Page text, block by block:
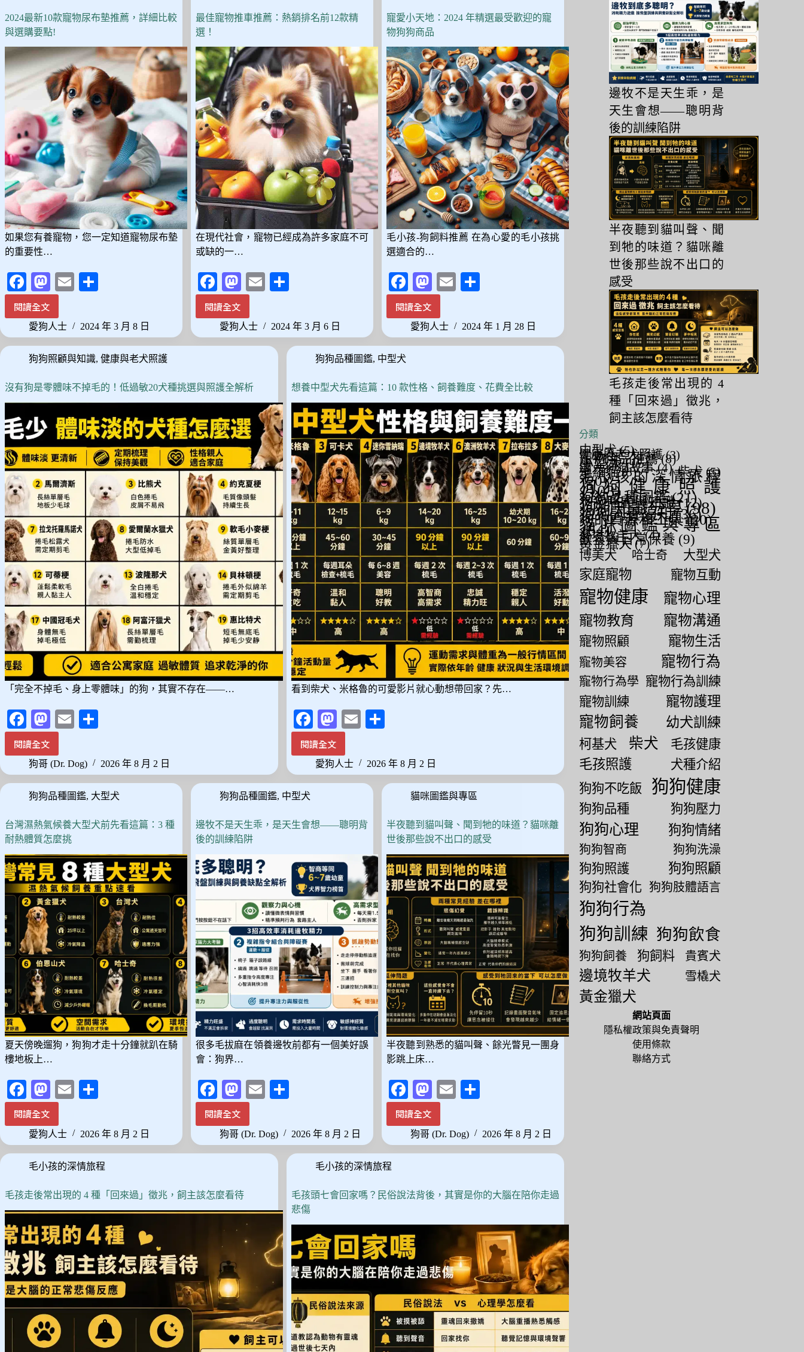
5
款
防
爆
衝、
防
設
計，
讓
遛
狗
更
安
心！
價
料
推
薦，
Dcard、
PTT
網
友
真
心
分
享，
CP
值
超
高
2024最新10款寵物尿布墊推薦，詳細比較
與選購要點!
如果您有養寵物，您一定知道寵物尿布墊
的重要性…
Fa
ce
bo
ok
M
as
to
do
n
E
ail
閱讀全文
2024
最
新
10
款
物
尿
墊
推
薦，
詳
細
比
較
與
選
購
要
點!
愛狗人士 2024 年 3 月 8 日
最佳寵物推車推薦：熱銷排名前12款精
選！
在現代社會，寵物已經成為許多家庭不可
或缺的一…
Fa
ce
bo
ok
M
as
to
do
E
ail
閱讀全文
最
佳
寵
物
推
薦：
銷
排
名
前
12
款
精
選！
愛狗人士 2024 年 3 月 6 日
寵愛小天地：2024 年精選最受歡迎的寵
物狗狗商品
毛小孩-狗飼料推薦 在為心愛的毛小孩挑
選適合的…
Fa
ce
bo
ok
M
as
to
do
E
ail
閱讀全文
寵
愛
小
天
年
精
選
最
受
歡
迎
的
寵
物
狗
狗
商
品
愛狗人士 2024 年 1 月 28 日
狗狗照顧與知識, 健康與老犬照護
沒有狗是零體味不掉毛的！低過敏20犬種挑選與照護全解析
「完全不掉毛、身上零體味」的狗，其實不存在——…
Fa
ce
bo
ok
M
as
to
do
n
E
ail
閱讀全文
沒
有
狗
是
零
味
不
毛
的！
低
過
敏
20
犬
種
挑
選
與
照
護
解
析
狗哥 (Dr. Dog) 2026 年 8 月 2 日
狗狗品種圖鑑, 中型犬
想養中型犬先看這篇：10 款性格、飼養難度、花費全比較
看到柴犬、米格魯的可愛影片就心動想帶回家？先…
Fa
ce
bo
ok
M
as
to
do
E
ail
閱讀全文
想
養
中
型
看
10
款
性
格、
養
難
度、
花
費
全
較
愛狗人士 2026 年 8 月 2 日
狗狗品種圖鑑, 大型犬
台灣濕熱氣候養大型犬前先看這篇：3 種
耐熱體質怎麼挑
夏天傍晚遛狗，狗狗才走十分鐘就趴在騎
樓地板上…
Fa
ce
bo
ok
M
as
to
do
n
E
ail
閱讀全文
台
灣
濕
熱
氣
養
大
犬
前
先
看
這
篇：
3
種
耐
熱
愛狗人士 2026 年 8 月 2 日
狗狗品種圖鑑, 中型犬
邊牧不是天生乖，是天生會想——聰明背
後的訓練陷阱
很多毛拔麻在領養邊牧前都有一個美好誤
會：狗界…
Fa
ce
bo
ok
M
as
to
do
E
ail
閱讀全文
邊
牧
不
是
乖，
是
生
會
想
——
聰
明
背
後
的
訓
狗哥 (Dr. Dog) 2026 年 8 月 2 日
貓咪圖鑑與專區
半夜聽到貓叫聲、聞到牠的味道？貓咪離
世後那些說不出口的感受
半夜聽到熟悉的貓叫聲、餘光瞥見一團身
影跳上床…
Fa
ce
bo
ok
M
as
to
do
E
ail
閱讀全文
半
夜
聽
到
聲、
牠
的
味
道？
貓
咪
離
世
後
那
狗哥 (Dr. Dog) 2026 年 8 月 2 日
毛小孩的深情旅程
毛孩走後常出現的 4 種「回來過」徵兆，飼主該怎麼看待
毛小孩的深情旅程
毛孩頭七會回家嗎？民俗說法背後，其實是你的大腦在陪你走過
悲傷
邊牧不是天生乖，是
天生會想——聰明背
後的訓練陷阱
半夜聽到貓叫聲、聞
到牠的味道？貓咪離
世後那些說不出口的
感受
毛孩走後常出現的 4
種「回來過」徵兆，
飼主該怎麼看待
分類
中型犬 (5)
健康與老犬照護 (3)
寵物用品推薦 (8)
小型犬(15)
感人狗狗故事 (4)
暹羅貓 (8) 柴犬 (5)
毛小孩的深情旅程
(20)
狗狗健康照護
(103)
狗狗品種圖鑑(21)
狗狗照顧與知識(12)
狗狗知識分享(98)
狗狗詞養須知(36)
狗的資源和工具(20)
貓咪圖鑑與專區
(64)
邊境牧羊犬 (4)
飲食與日常保養 (9)
黃金獵犬 (7)
博美犬 哈士奇 大型犬
家庭寵物 寵物互動
寵物健康
寵物心理
寵物教育
寵物溝通
寵物照顧 寵物生活
寵物美容 寵物行為
寵物行為學 寵物行為訓練
寵物訓練
寵物護理
寵物飼養 幼犬訓練
柯基犬 柴犬 毛孩健康
毛孩照護
犬種介紹
狗狗不吃飯
狗狗健康
狗狗品種 狗狗壓力
狗狗心理 狗狗情緒
狗狗智商 狗狗洗澡
狗狗照護 狗狗照顧
狗狗社會化 狗狗肢體語言
狗狗行為
狗狗訓練 狗狗飲食
狗狗飼養 狗飼料 貴賓犬
邊境牧羊犬 雪橇犬
黃金獵犬
網站頁面
隱私權政策與免責聲明
使用條款
聯絡方式